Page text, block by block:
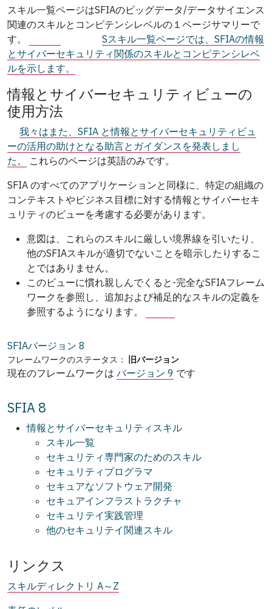
スキル一覧ページはSFIAのビッグデータ/データサイエンス
関連のスキルとコンピテンシレベルの１ページサマリーで
す。
Sスキル一覧ページでは、SFIAの情報
とサイバーセキュリティ関係のスキルとコンピテンシレベ
ルを示します。
情報とサイバーセキュリティビューの
使用方法
我々はまた、SFIA と情報とサイバーセキュリティビュ
ーの活用の助けとなる助言とガイダンスを発表しまし
た。
これらのページは英語のみです。
SFIA のすべてのアプリケーションと同様に、特定の組織の
コンテキストやビジネス目標に対する情報とサイバーセキ
ュリティのビューを考慮する必要があります。
意図は、これらのスキルに厳しい境界線を引いたり、
他のSFIAスキルが適切でないことを暗示したりするこ
とではありません。
このビューに慣れ親しんでくると-完全なSFIAフレーム
ワークを参照し、追加および補足的なスキルの定義を
参照するようになります。
SFIAバージョン 8
フレームワークのステータス： 旧バージョン
現在のフレームワークは バージョン 9 です
SFIA 8
情報とサイバーセキュリティスキル
スキル一覧
セキュリティ専門家のためのスキル
セキュリティプログラマ
セキュアなソフトウェア開発
セキュアインフラストラクチャ
セキュリテイ実践管理
他のセキュリテイ関連スキル
リンクス
スキルディレクトリ A～Z